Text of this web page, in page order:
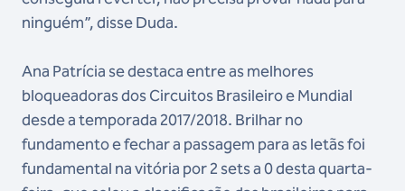
ninguém”, disse Duda.
Ana Patrícia se destaca entre as melhores
bloqueadoras dos Circuitos Brasileiro e Mundial
desde a temporada 2017/2018. Brilhar no
fundamento e fechar a passagem para as letãs foi
fundamental na vitória por 2 sets a 0 desta quarta-